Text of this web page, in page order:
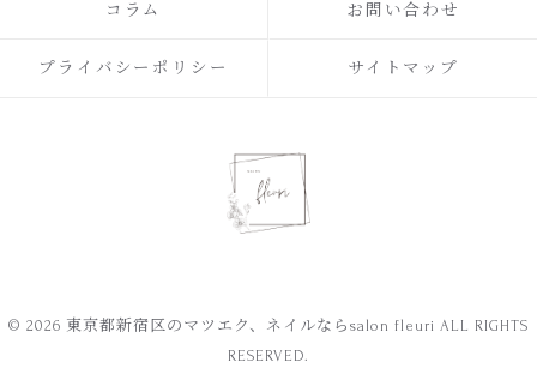
コラム お問い合わせ
プライバシーポリシー サイトマップ
© 2026 東京都新宿区のマツエク、ネイルならsalon fleuri ALL RIGHTS
RESERVED.